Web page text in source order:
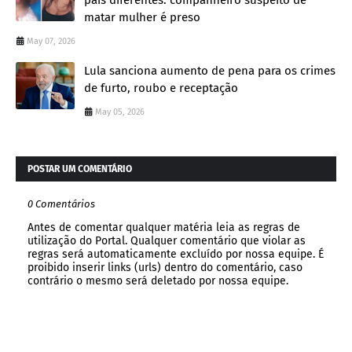
matar mulher é preso
May 07, 2026
Lula sanciona aumento de pena para os crimes
de furto, roubo e receptação
May 05, 2026
POSTAR UM COMENTÁRIO
0 Comentários
Antes de comentar qualquer matéria leia as regras de
utilização do Portal. Qualquer comentário que violar as
regras será automaticamente excluído por nossa equipe. É
proibido inserir links (urls) dentro do comentário, caso
contrário o mesmo será deletado por nossa equipe.